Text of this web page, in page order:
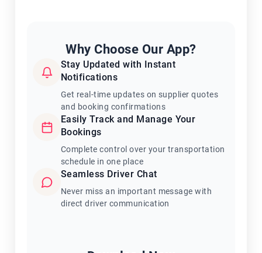
Why Choose Our App?
Stay Updated with Instant
Notifications
Get real-time updates on supplier quotes
and booking confirmations
Easily Track and Manage Your
Bookings
Complete control over your transportation
schedule in one place
Seamless Driver Chat
Never miss an important message with
direct driver communication